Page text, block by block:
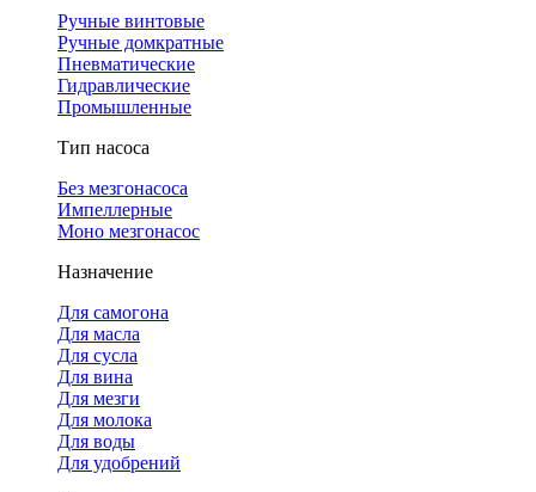
Ручные винтовые
Ручные домкратные
Пневматические
Гидравлические
Промышленные
Тип насоса
Без мезгонасоса
Импеллерные
Моно мезгонасос
Назначение
Для самогона
Для масла
Для сусла
Для вина
Для мезги
Для молока
Для воды
Для удобрений